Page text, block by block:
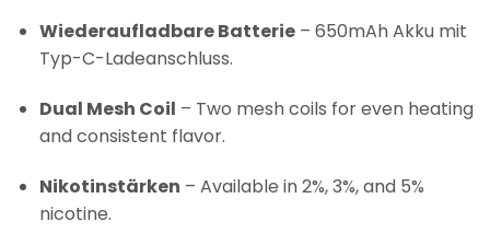
Wiederaufladbare Batterie– 650mAh Akku mit
Typ-C-Ladeanschluss.
Dual Mesh Coil – Two mesh coils for even heating
and consistent flavor.
Nikotinstärken – Available in 2%, 3%, and 5%
nicotine.